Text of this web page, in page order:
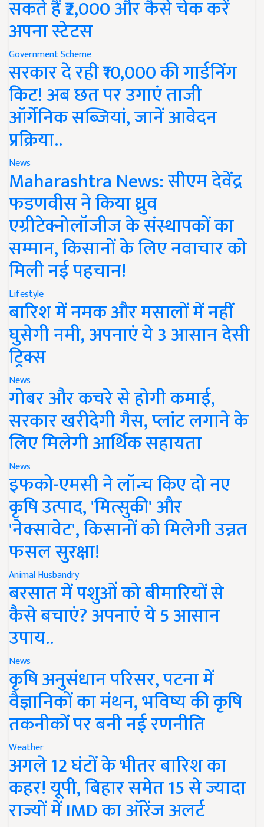
सकते हैं ₹2,000 और कैसे चेक करें
अपना स्टेटस
Government Scheme
सरकार दे रही ₹10,000 की गार्डनिंग
किट! अब छत पर उगाएं ताजी
ऑर्गेनिक सब्जियां, जानें आवेदन
प्रक्रिया..
News
Maharashtra News: सीएम देवेंद्र
फडणवीस ने किया ध्रुव
एग्रीटेक्नोलॉजीज के संस्थापकों का
सम्मान, किसानों के लिए नवाचार को
मिली नई पहचान!
Lifestyle
बारिश में नमक और मसालों में नहीं
घुसेगी नमी, अपनाएं ये 3 आसान देसी
ट्रिक्स
News
गोबर और कचरे से होगी कमाई,
सरकार खरीदेगी गैस, प्लांट लगाने के
लिए मिलेगी आर्थिक सहायता
News
इफको-एमसी ने लॉन्च किए दो नए
कृषि उत्पाद, 'मित्सुकी' और
'नेक्सावेट', किसानों को मिलेगी उन्नत
फसल सुरक्षा!
Animal Husbandry
बरसात में पशुओं को बीमारियों से
कैसे बचाएं? अपनाएं ये 5 आसान
उपाय..
News
कृषि अनुसंधान परिसर, पटना में
वैज्ञानिकों का मंथन, भविष्य की कृषि
तकनीकों पर बनी नई रणनीति
Weather
अगले 12 घंटों के भीतर बारिश का
कहर! यूपी, बिहार समेत 15 से ज्यादा
राज्यों में IMD का ऑरेंज अलर्ट